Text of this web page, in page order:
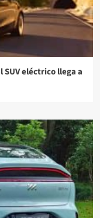
SUV eléctrico llega a